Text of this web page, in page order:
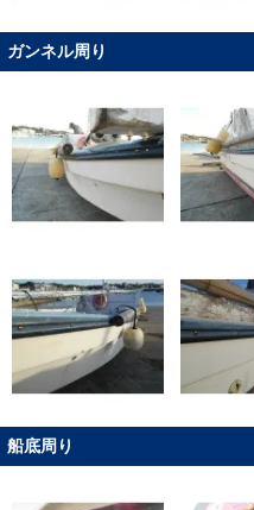
ガンネル周り
船底周り